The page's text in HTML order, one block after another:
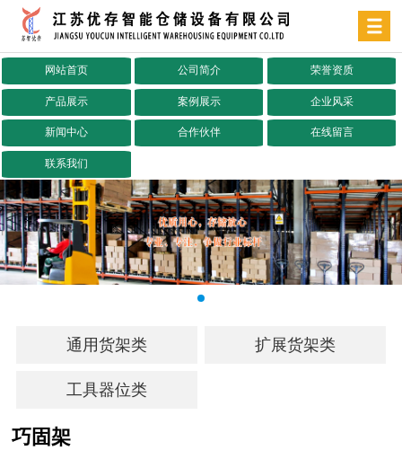
网站首页 公司简介 荣誉资质
产品展示 案例展示 企业风采
新闻中心 合作伙伴 在线留言
联系我们
通用货架类 扩展货架类
工具器位类
巧固架